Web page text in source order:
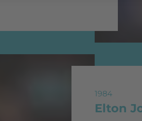
1984
Elton